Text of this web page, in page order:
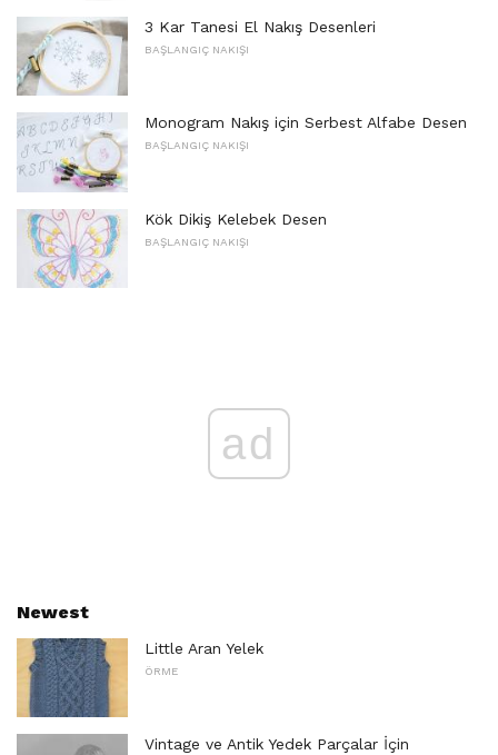
3 Kar Tanesi El Nakış Desenleri
BAŞLANGIÇ ​​NAKIŞI
Monogram Nakış için Serbest Alfabe Desen
BAŞLANGIÇ ​​NAKIŞI
Kök Dikiş Kelebek Desen
BAŞLANGIÇ ​​NAKIŞI
ad
Newest
Little Aran Yelek
ÖRME
Vintage ve Antik Yedek Parçalar İçin